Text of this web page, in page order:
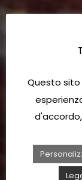
Questo sito